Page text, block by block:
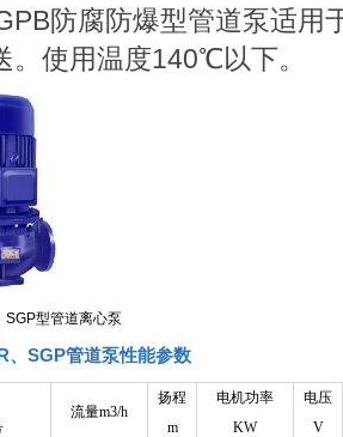
防腐防爆型管道泵适用
。使用温度140℃以下。
SGP型管道离心泵
、SGP管道泵性能参数
流量m3/h
扬程
m
电机功率
KW
电压
V